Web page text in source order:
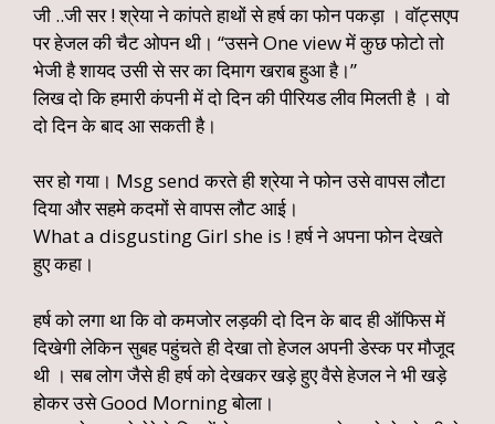
जी ..जी सर ! श्रेया ने कांपते हाथों से हर्ष का फोन पकड़ा । वॉट्सएप
पर हेजल की चैट ओपन थी। “उसने One view में कुछ फोटो तो
भेजी है शायद उसी से सर का दिमाग खराब हुआ है।”
लिख दो कि हमारी कंपनी में दो दिन की पीरियड लीव मिलती है । वो
दो दिन के बाद आ सकती है।
सर हो गया। Msg send करते ही श्रेया ने फोन उसे वापस लौटा
दिया और सहमे कदमों से वापस लौट आई।
What a disgusting Girl she is ! हर्ष ने अपना फोन देखते
हुए कहा।
हर्ष को लगा था कि वो कमजोर लड़की दो दिन के बाद ही ऑफिस में
दिखेगी लेकिन सुबह पहुंचते ही देखा तो हेजल अपनी डेस्क पर मौजूद
थी । सब लोग जैसे ही हर्ष को देखकर खड़े हुए वैसे हेजल ने भी खड़े
होकर उसे Good Morning बोला।